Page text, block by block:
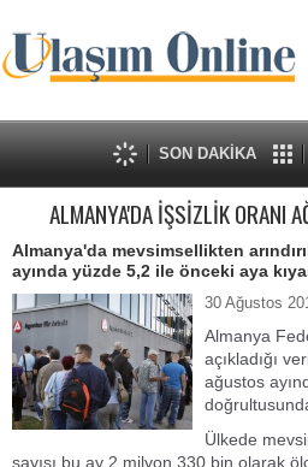
SON DAKİKA
ALMANYA'DA İŞSİZLİK ORANI
Almanya'da mevsimsellikten
ayında yüzde 5,2 ile önceki aya
30 Ağustos
Almanya
açıkladığı
ağustos
Ülkede
sayısı bu ay 2 milyon 330 bin olarak